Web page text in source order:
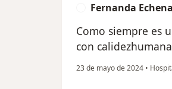
Fernanda
Como siempre es
con
23 de mayo de 2024 •